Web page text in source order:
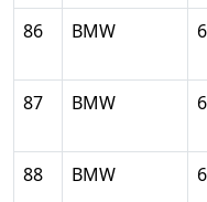
86 BMW
87 BMW
88 BMW